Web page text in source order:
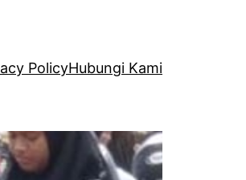
PolicyHubungi Kami